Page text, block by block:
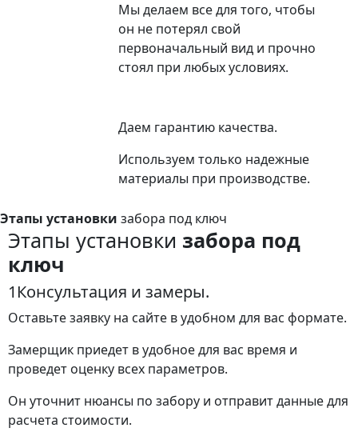
Мы делаем все для того, чтобы
он не потерял свой
первоначальный вид и прочно
стоял при любых условиях.
Даем гарантию качества.
Используем только надежные
материалы при производстве.
Этапы установки забора под ключ
Этапы установки забора под
ключ
1 Консультация и замеры.
Оставьте заявку на сайте в удобном для вас формате.
Замерщик приедет в удобное для вас время и
проведет оценку всех параметров.
Он уточнит нюансы по забору и отправит данные для
расчета стоимости.